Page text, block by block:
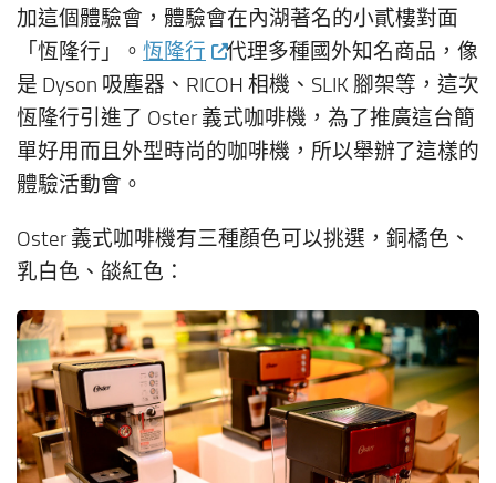
加這個體驗會，體驗會在內湖著名的小貳樓對面
「恆隆行」。 恆隆行
代理多種國外知名商品，像
是 Dyson 吸塵器、RICOH 相機、SLIK 腳架等，這次
恆隆行引進了 Oster 義式咖啡機，為了推廣這台簡
單好用而且外型時尚的咖啡機，所以舉辦了這樣的
體驗活動會。
Oster 義式咖啡機有三種顏色可以挑選，銅橘色、
乳白色、燄紅色：